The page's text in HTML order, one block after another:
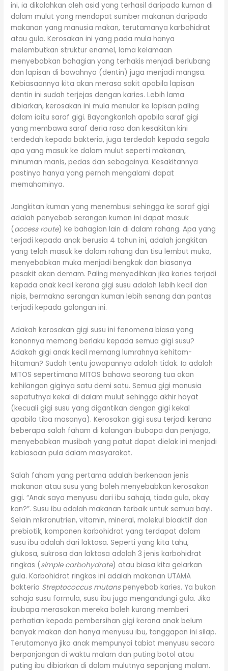
ini, ia dikalahkan oleh asid yang terhasil daripada kuman di
dalam mulut yang mendapat sumber makanan daripada
makanan yang manusia makan, terutamanya karbohidrat
atau gula. Kerosakan ini yang pada mula hanya
melembutkan struktur enamel, lama kelamaan
menyebabkan bahagian yang terhakis menjadi berlubang
dan lapisan di bawahnya (dentin) juga menjadi mangsa.
Kebiasaannya kita akan merasa sakit apabila lapisan
dentin ini sudah terjejas dengan karies. Lebih lama
dibiarkan, kerosakan ini mula menular ke lapisan paling
dalam iaitu saraf gigi. Bayangkanlah apabila saraf gigi
yang membawa saraf deria rasa dan kesakitan kini
terdedah kepada bakteria, juga terdedah kepada segala
apa yang masuk ke dalam mulut seperti makanan,
minuman manis, pedas dan sebagainya. Kesakitannya
pastinya hanya yang pernah mengalami dapat
memahaminya.
Jangkitan kuman yang menembusi sehingga ke saraf gigi
adalah penyebab serangan kuman ini dapat masuk
(access route) ke bahagian lain di dalam rahang. Apa yang
terjadi kepada anak berusia 4 tahun ini, adalah jangkitan
yang telah masuk ke dalam rahang dan tisu lembut muka,
menyebabkan muka menjadi bengkak dan biasanya
pesakit akan demam. Paling menyedihkan jika karies terjadi
kepada anak kecil kerana gigi susu adalah lebih kecil dan
nipis, bermakna serangan kuman lebih senang dan pantas
terjadi kepada golongan ini.
Adakah kerosakan gigi susu ini fenomena biasa yang
kononnya memang berlaku kepada semua gigi susu?
Adakah gigi anak kecil memang lumrahnya kehitam-
hitaman? Sudah tentu jawapannya adalah tidak. Ia adalah
MITOS sepertimana MITOS bahawa seorang tua akan
kehilangan giginya satu demi satu. Semua gigi manusia
sepatutnya kekal di dalam mulut sehingga akhir hayat
(kecuali gigi susu yang digantikan dengan gigi kekal
apabila tiba masanya). Kerosakan gigi susu terjadi kerana
beberapa salah faham di kalangan ibubapa dan penjaga,
menyebabkan musibah yang patut dapat dielak ini menjadi
kebiasaan pula dalam masyarakat.
Salah faham yang pertama adalah berkenaan jenis
makanan atau susu yang boleh menyebabkan kerosakan
gigi. “Anak saya menyusu dari ibu sahaja, tiada gula, okay
kan?”. Susu ibu adalah makanan terbaik untuk semua bayi.
Selain mikronutrien, vitamin, mineral, molekul bioaktif dan
prebiotik, komponen karbohidrat yang terdapat dalam
susu ibu adalah dari laktosa. Seperti yang kita tahu,
glukosa, sukrosa dan laktosa adalah 3 jenis karbohidrat
ringkas (simple carbohydrate) atau biasa kita gelarkan
gula. Karbohidrat ringkas ini adalah makanan UTAMA
bakteria Streptococcus mutanspenyebab karies. Ya bukan
sahaja susu formula, susu ibu juga mengandungi gula. Jika
ibubapa merasakan mereka boleh kurang memberi
perhatian kepada pembersihan gigi kerana anak belum
banyak makan dan hanya menyusu ibu, tanggapan ini silap.
Terutamanya jika anak mempunyai tabiat menyusu secara
berpanjangan di waktu malam dan puting botol atau
puting ibu dibiarkan di dalam mulutnya sepanjang malam.